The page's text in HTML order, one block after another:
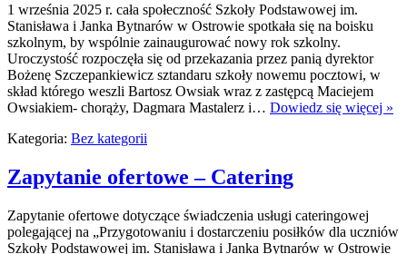
1 września 2025 r. cała społeczność Szkoły Podstawowej im.
Stanisława i Janka Bytnarów w Ostrowie spotkała się na boisku
szkolnym, by wspólnie zainaugurować nowy rok szkolny.
Uroczystość rozpoczęła się od przekazania przez panią dyrektor
Bożenę Szczepankiewicz sztandaru szkoły nowemu pocztowi, w
skład którego weszli Bartosz Owsiak wraz z zastępcą Maciejem
Owsiakiem- chorąży, Dagmara Mastalerz i… Dowiedz się więcej »
Kategoria: Bez kategorii
Zapytanie ofertowe – Catering
Zapytanie ofertowe dotyczące świadczenia usługi cateringowej
polegającej na „Przygotowaniu i dostarczeniu posiłków dla uczniów
Szkoły Podstawowej im. Stanisława i Janka Bytnarów w Ostrowie